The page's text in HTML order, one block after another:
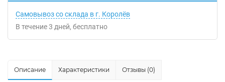
Самовывоз со склада в г. Королёв
В течение3 дней Бесплатно
Описание Характеристики Отзывы (0)